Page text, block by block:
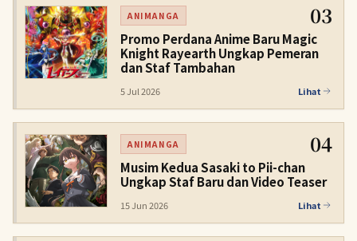
ANIMANGA 03
Promo Perdana Anime Baru Magic
Knight Rayearth Ungkap Pemeran
dan Staf Tambahan
5 Jul 2026 Lihat
ANIMANGA 04
Musim Kedua Sasaki to Pii-chan
Ungkap Staf Baru dan Video Teaser
15 Jun 2026 Lihat